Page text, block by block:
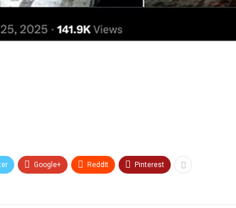
Google+ ReddIt Pinterest